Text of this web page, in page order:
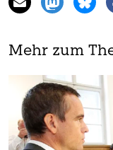
Mehr zum